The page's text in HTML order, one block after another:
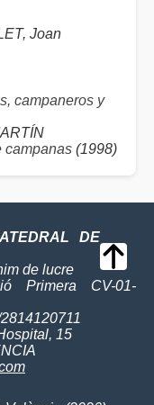
Joan
campaneros y
campanas (1998)
DE
de lucre
Primera CV-01-
15